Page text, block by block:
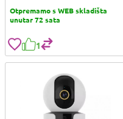
Otpremamo s WEB skladišta
unutar 72 sata
1